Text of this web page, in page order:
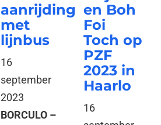
aanrijding
met
lijnbus
16
september
2023
BORCULO –
en Boh
Foi
Toch op
PZF
2023 in
Haarlo
16